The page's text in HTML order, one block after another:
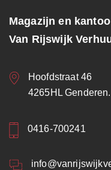
Magazijn en
Van Rijswijk
Hoofdstraat 46
4265HL Genderen.
0416-700241